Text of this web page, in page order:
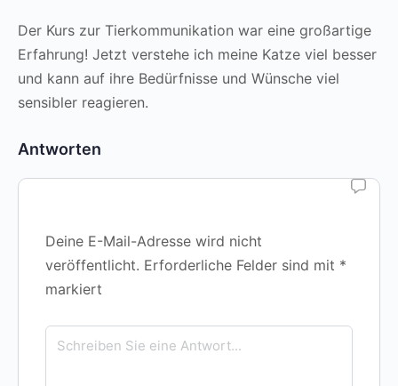
Der Kurs zur Tierkommunikation war eine großartige
Erfahrung! Jetzt verstehe ich meine Katze viel besser
und kann auf ihre Bedürfnisse und Wünsche viel
sensibler reagieren.
Antworten
Deine E-Mail-Adresse wird nicht
veröffentlicht. Erforderliche Felder sind mit *
markiert